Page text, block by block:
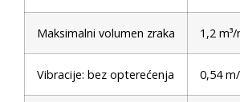
Maksimalni volumen zraka 1,2
Vibracije: bez opterećenja 0,54 m/